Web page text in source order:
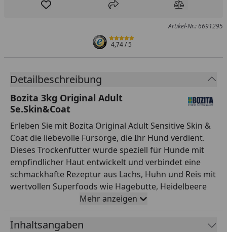
Produkt zur Wunschliste hinzufügen
Teilen Produkt
Artikel-Nr.: 6691295
4,74/ 5
Detailbeschreibung
Bozita 3kg Original Adult
Se.Skin&Coat
Erleben Sie mit Bozita Original Adult Sensitive Skin &
Coat die liebevolle Fürsorge, die Ihr Hund verdient.
Dieses Trockenfutter wurde speziell für Hunde mit
empfindlicher Haut entwickelt und verbindet eine
schmackhafte Rezeptur aus Lachs, Huhn und Reis mit
wertvollen Superfoods wie Hagebutte, Heidelbeere
und Preiselbeere. Die sorgfältig abgestimmten
Omega-3- und Omega-6-Fettsäuren, ergänzt durch
Zink und Biotin, stärken die natürliche Hautbarriere
Mehr anzeigen
Inhaltsangaben